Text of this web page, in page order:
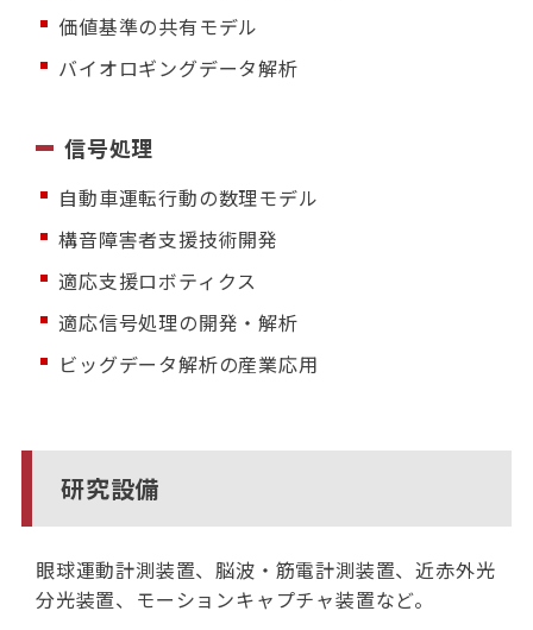
価値基準の共有モデル
バイオロギングデータ解析
信号処理
自動車運転行動の数理モデル
構音障害者支援技術開発
適応支援ロボティクス
適応信号処理の開発・解析
ビッグデータ解析の産業応用
研究設備
眼球運動計測装置、脳波・筋電計測装置、近赤外光
分光装置、モーションキャプチャ装置など。